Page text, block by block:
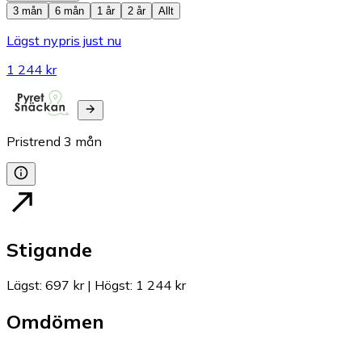
3 mån
6 mån 1 år 2 år Allt
Lägst nypris just nu
1 244 kr
Pristrend 3 mån
Stigande
Lägst: 697 kr| Högst: 1 244 kr
Omdömen